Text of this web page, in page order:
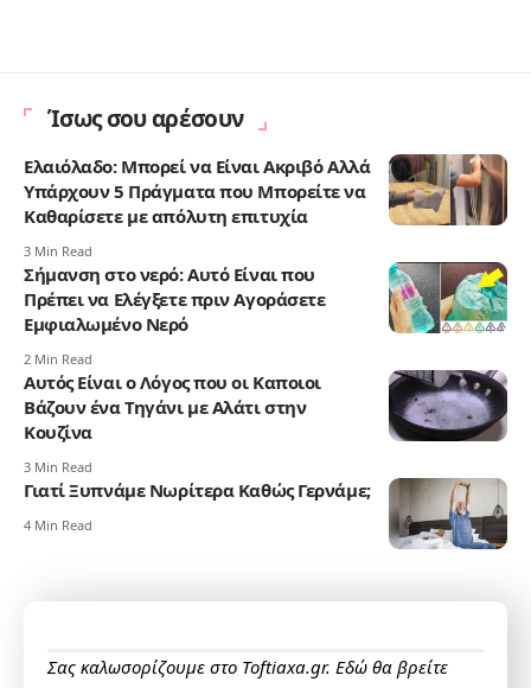
Ίσως σου αρέσουν
Ελαιόλαδο: Μπορεί να Είναι Ακριβό Αλλά
Υπάρχουν 5 Πράγματα που Μπορείτε να
Καθαρίσετε με απόλυτη επιτυχία
3 Min Read
Σήμανση στο νερό: Αυτό Είναι που
Πρέπει να Ελέγξετε πριν Αγοράσετε
Εμφιαλωμένο Νερό
2 Min Read
Αυτός Είναι ο Λόγος που οι Καποιοι
Βάζουν ένα Τηγάνι με Αλάτι στην
Κουζίνα
3 Min Read
Γιατί Ξυπνάμε Νωρίτερα Καθώς Γερνάμε;
4 Min Read
Σας καλωσορίζουμε στο Toftiaxa.gr. Εδώ θα βρείτε